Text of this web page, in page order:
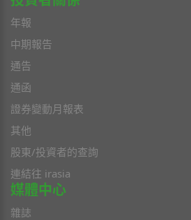
年報
中期報告
通告
通函
證券變動月報表
其他
股東/投資者的查詢
連結往 irasia
媒體中心
雜誌